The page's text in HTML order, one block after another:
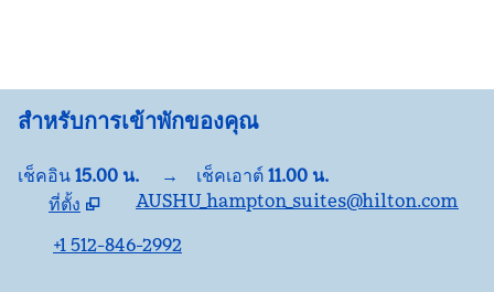
สําหรับการเข้าพักของคุณ
เช็คอิน 15.00 น. → เช็คเอาต์ 11.00 น.
ที่ตั้ง
แท็บใหม่
AUSHU_hampton_suites@hilton.com
+1 512-846-2992